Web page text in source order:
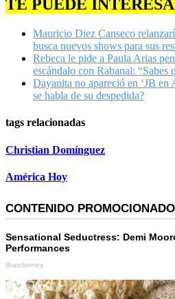
TE PUEDE
Mauricio Diez Canseco
busca nuevos shows para sus
Rebeca le pide a Paula Arias
escándalo con Rabanal: “Sabes
Dayanita no apareció en ‘JB en
se habla de su despedida?
tags relacionadas
Christian Domínguez
América Hoy